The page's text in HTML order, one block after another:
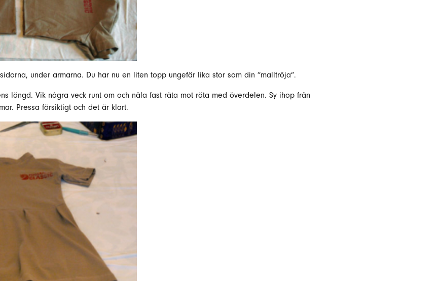
under armarna. Du har nu en liten topp ungefär lika stor som din ”malltröja”.
längd. Vik några veck runt om och nåla fast räta mot räta med överdelen. Sy ihop från
Pressa försiktigt och det är klart.